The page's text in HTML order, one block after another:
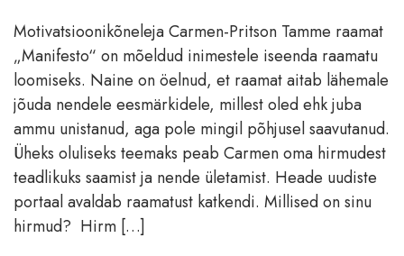
Motivatsioonikõneleja Carmen-Pritson Tamme raamat
„Manifesto“ on mõeldud inimestele iseenda raamatu
loomiseks. Naine on öelnud, et raamat aitab lähemale
jõuda nendele eesmärkidele, millest oled ehk juba
ammu unistanud, aga pole mingil põhjusel saavutanud.
Üheks oluliseks teemaks peab Carmen oma hirmudest
teadlikuks saamist ja nende ületamist. Heade uudiste
portaal avaldab raamatust katkendi. Millised on sinu
hirmud? Hirm […]